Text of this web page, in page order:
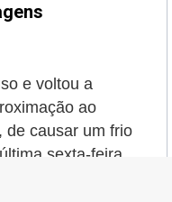
e voltou a
ao
de causar um frio
sexta-feira